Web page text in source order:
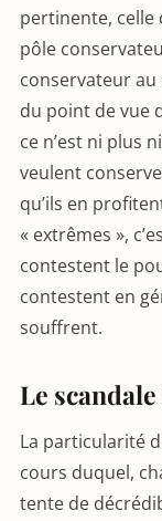
pertinente, celle
pôle
conservateur au
du point de vue
ce n’est ni plus
veulent
qu’ils en
« extrêmes »,
contestent le
contestent en
souffrent.
Le
La particularité
cours duquel,
tente de